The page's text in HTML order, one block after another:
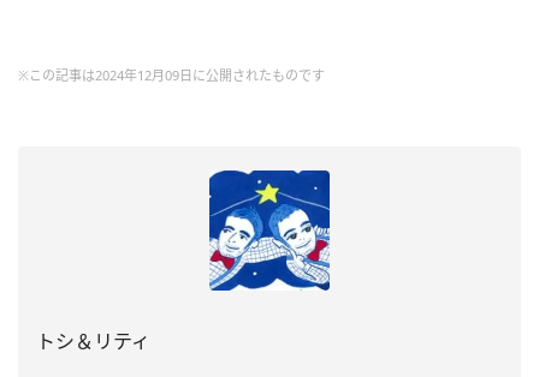
※この記事は2024年12月09日に公開されたものです
トシ＆リティ